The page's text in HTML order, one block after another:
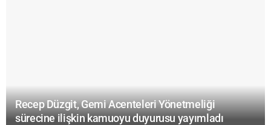
Recep Düzgit, Gemi Acenteleri Yönetmeliği
sürecine ilişkin kamuoyu duyurusu yayımladı